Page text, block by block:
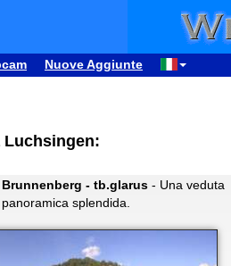
Nuove Aggiunte
Luchsingen:
Brunnenberg - tb.glarus - Una veduta
panoramica splendida.